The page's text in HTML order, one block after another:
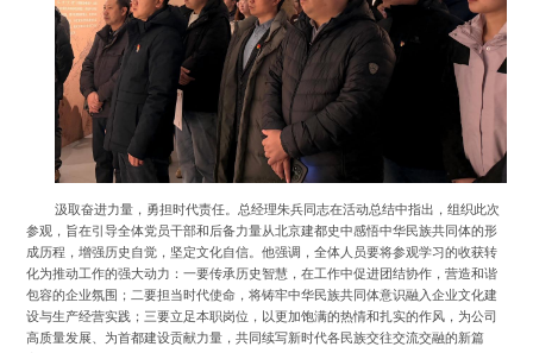
汲取奋进力量，勇担时代责任。总经理朱兵同志在活动总结中指出，组织此次
参观，旨在引导全体党员干部和后备力量从北京建都史中感悟中华民族共同体的形
成历程，增强历史自觉，坚定文化自信。他强调，全体人员要将参观学习的收获转
化为推动工作的强大动力：一要传承历史智慧，在工作中促进团结协作，营造和谐
包容的企业氛围；二要担当时代使命，将铸牢中华民族共同体意识融入企业文化建
设与生产经营实践；三要立足本职岗位，以更加饱满的热情和扎实的作风，为公司
高质量发展、为首都建设贡献力量，共同续写新时代各民族交往交流交融的新篇